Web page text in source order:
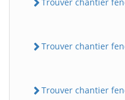
Trouver chantier
Trouver chantier